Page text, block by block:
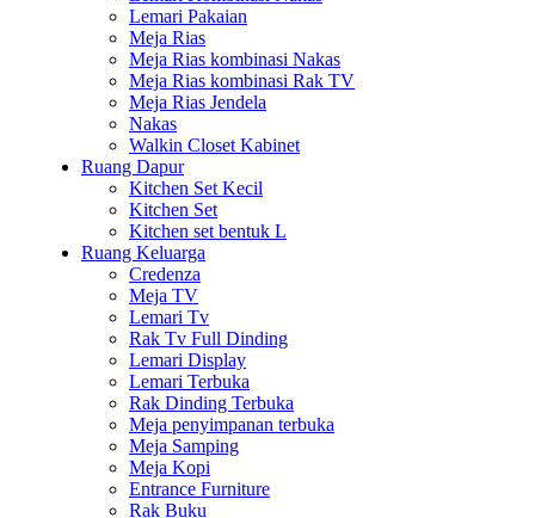
Lemari Pakaian
Meja Rias
Meja Rias kombinasi Nakas
Meja Rias kombinasi Rak TV
Meja Rias Jendela
Nakas
Walkin Closet Kabinet
Ruang Dapur
Kitchen Set Kecil
Kitchen Set
Kitchen set bentuk L
Ruang Keluarga
Credenza
Meja TV
Lemari Tv
Rak Tv Full Dinding
Lemari Display
Lemari Terbuka
Rak Dinding Terbuka
Meja penyimpanan terbuka
Meja Samping
Meja Kopi
Entrance Furniture
Rak Buku